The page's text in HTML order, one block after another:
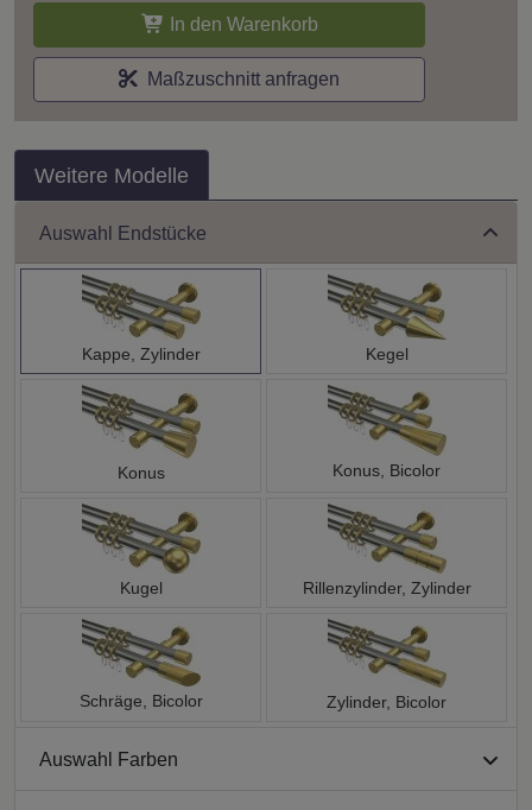
In den Warenkorb
Maßzuschnitt anfragen
Weitere Modelle
Auswahl Endstücke
Kappe, Zylinder Kegel
Konus Konus, Bicolor
Kugel Rillenzylinder, Zylinder
Schräge, Bicolor Zylinder, Bicolor
Auswahl Farben